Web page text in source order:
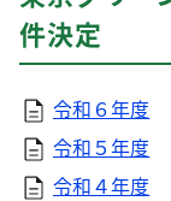
件決定
令和６年度
令和５年度
令和４年度